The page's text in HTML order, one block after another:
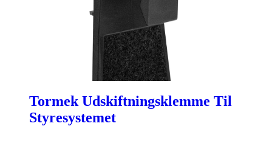
Tormek Udskiftningsklemme Til
Styresystemet